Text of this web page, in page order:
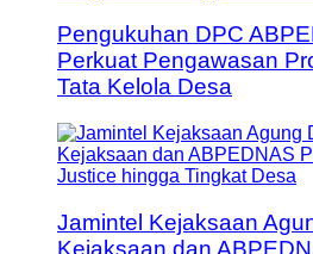
Pengukuhan DPC
Perkuat Pengawasan
Tata Kelola Desa
Jamintel Kejaksaan
Kejaksaan dan